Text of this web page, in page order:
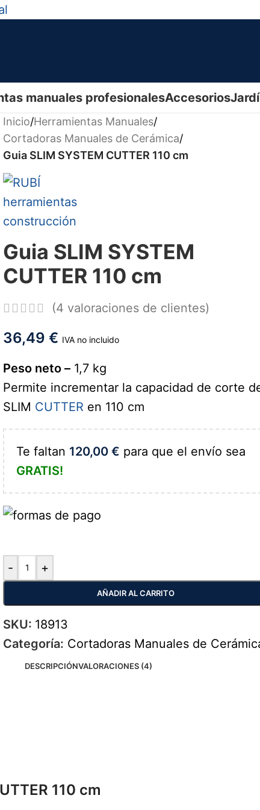
manuales profesionalesAccesorios
Inicio/Herramientas Manuales/
Cortadoras Manuales de Cerámica/
Guia SLIM SYSTEM CUTTER 110 cm
Guia SLIM SYSTEM
CUTTER 110 cm
(4 valoraciones de clientes)
36,49€ IVA no incluido
Peso neto – 1,7 kg
Permite incrementar la capacidad de corte
SLIM CUTTER en 110 cm
Te faltan 120,00€ para que el envío sea
GRATIS!
- +
AÑADIR AL CARRITO
SKU: 18913
Categoría: Cortadoras Manuales de
DESCRIPCIÓNVALORACIONES (4)
110 cm